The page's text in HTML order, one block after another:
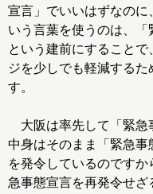
宣言」でいいはずなのに
いう言葉を使うのは、「
という建前にすること
ジを少しでも軽減する
す。
大阪は率先して「緊急
中身はそのまま「緊急事
を発令しているのです
急事態宣言を再発令せ